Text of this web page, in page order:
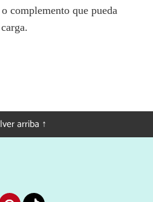
complemento que pueda
arriba ↑